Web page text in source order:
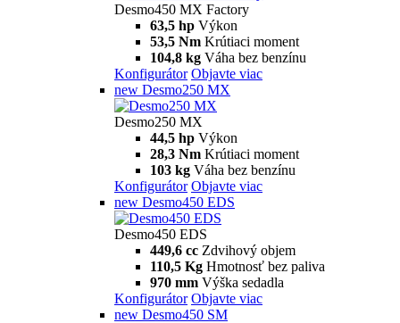
Desmo450 MX Factory
63,5 hp Výkon
53,5 Nm Krútiaci moment
104,8 kg Váha bez benzínu
Konfigurátor Objavte viac
new Desmo250 MX
Desmo250 MX
44,5 hp Výkon
28,3 Nm Krútiaci moment
103 kg Váha bez benzínu
Konfigurátor Objavte viac
new Desmo450 EDS
Desmo450 EDS
449,6 cc Zdvihový objem
110,5 Kg Hmotnosť bez paliva
970 mm Výška sedadla
Konfigurátor Objavte viac
new Desmo450 SM